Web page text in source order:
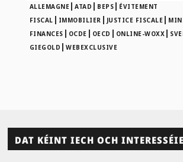
ALLEMAGNE |ATAD | BEPS | ÉVITEMENT
FISCAL | IMMOBILIER | JUSTICE FISCALE |
FINANCES | OCDE | OECD | ONLINE-WOXX |
GIEGOLD |WEBEXCLUSIVE
DAT KÉINT IECH OCH